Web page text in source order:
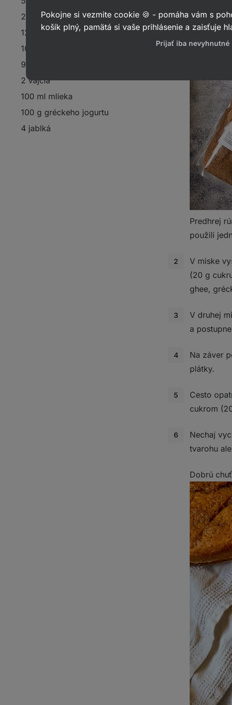
2 čajové lyžičkyškorice
12 g
kypriaceho prášku
100 g
90 g
2 vajcia
100 ml mlieka
100 g gréckeho jogurtu
4 jablká
Predhrej
použili
V miske
(20 g
ghee,
V druhej
a
Na záver
plátky.
Cesto
cukrom
Nechaj
tvarohu
Dobrú
Pokojne si vezmite cookie 🍪 - pomáha vám s
košík plný, pamätá si vaše prihlásenie a zaisťuje
Prijať iba nevyhnutné